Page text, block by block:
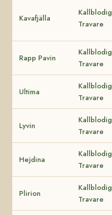
Kavafjälla
Kallblodig
Travare
Rapp Pavin
Kallblodig
Travare
Ultima
Kallblodig
Travare
Lyvin
Kallblodig
Travare
Hejdina
Kallblodig
Travare
Plirion
Kallblodig
Travare